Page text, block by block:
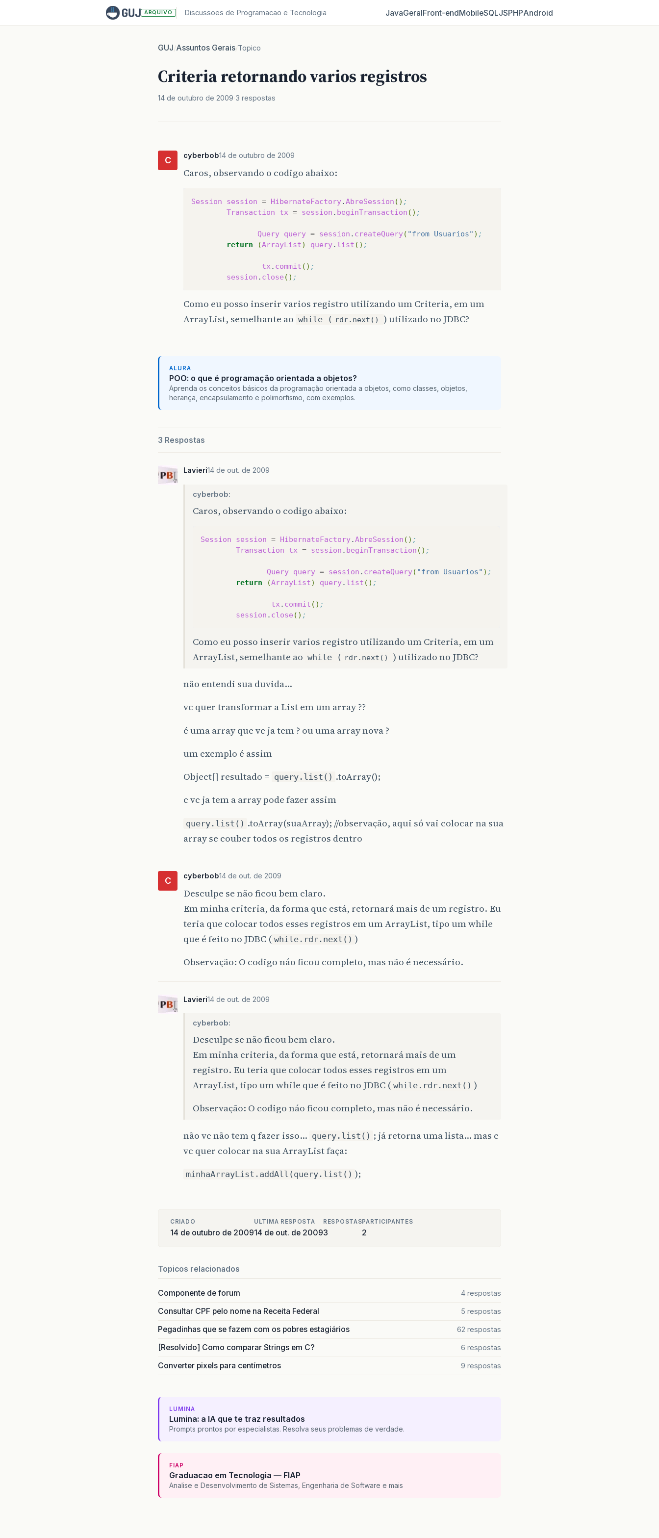
ARQUIVO Discussoes de Programacao e Tecnologia JavaGeralFront‑endMobileSQLJSPHPAndroid
GUJ/Assuntos Gerais/Topico
Criteria retornando varios registros
14 de outubro de 2009 3 respostas
C cyberbob14 de outubro de 2009
Caros, observando o codigo abaixo:
Session session = HibernateFactory.AbreSession () ;
Transaction
tx = session . beginTransaction () ;
Query query = session . createQuery( "from Usuarios" ) ;
return
(ArrayList) query. list () ;
tx . commit () ;
session . close () ;
Como eu posso inserir varios registro utilizando um Criteria, em um
ArrayList, semelhante ao while ( rdr.next() ) utilizado no JDBC?
ALURA
POO: o que é programação orientada a objetos?
Aprenda os conceitos básicos da programação orientada a objetos, como classes, objetos,
herança, encapsulamento e polimorfismo, com exemplos.
3 Respostas
Lavieri14 de out. de 2009
cyberbob:
Caros, observando o codigo abaixo:
Session session = HibernateFactory.AbreSession () ;
Transaction
tx = session . beginTransaction () ;
Query query = session . createQuery( "from Usuarios" ) ;
return
(ArrayList) query. list () ;
tx . commit () ;
session . close () ;
Como eu posso inserir varios registro utilizando um Criteria, em um
ArrayList, semelhante ao while ( rdr.next() ) utilizado no JDBC?
não entendi sua duvida…
vc quer transformar a List em um array ??
é uma array que vc ja tem ? ou uma array nova ?
um exemplo é assim
Object[] resultado = query.list() .toArray();
c vc ja tem a array pode fazer assim
query.list() .toArray(suaArray); //observação, aqui só vai colocar na sua
array se couber todos os registros dentro
C cyberbob14 de out. de 2009
Desculpe se não ficou bem claro.
Em minha criteria, da forma que está, retornará mais de um registro. Eu
teria que colocar todos esses registros em um ArrayList, tipo um while
que é feito no JDBC ( while.rdr.next() )
Observação: O codigo náo ficou completo, mas não é necessário.
Lavieri14 de out. de 2009
cyberbob:
Desculpe se não ficou bem claro.
Em minha criteria, da forma que está, retornará mais de um
registro. Eu teria que colocar todos esses registros em um
ArrayList, tipo um while que é feito no JDBC ( while.rdr.next() )
Observação: O codigo náo ficou completo, mas não é necessário.
não vc não tem q fazer isso… query.list() ; já retorna uma lista… mas c
vc quer colocar na sua ArrayList faça:
minhaArrayList.addAll(query.list() );
CRIADO
14 de outubro de 2009
ULTIMA RESPOSTA
14 de out. de 2009
RESPOSTAS
3
PARTICIPANTES
2
Topicos relacionados
Componente de forum 4 respostas
Consultar CPF pelo nome na Receita Federal 5 respostas
Pegadinhas que se fazem com os pobres estagiários 62 respostas
[Resolvido] Como comparar Strings em C? 6 respostas
Converter pixels para centímetros 9 respostas
LUMINA
Lumina: a IA que te traz resultados
Prompts prontos por especialistas. Resolva seus problemas de verdade.
FIAP
Graduacao em Tecnologia — FIAP
Analise e Desenvolvimento de Sistemas, Engenharia de Software e mais